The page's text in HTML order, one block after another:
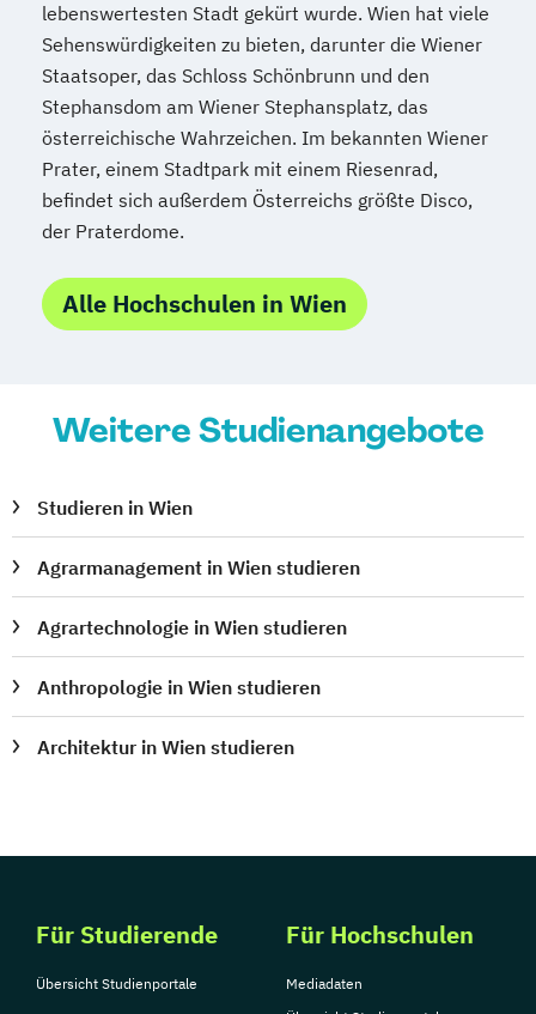
lebenswertesten Stadt gekürt wurde. Wien hat viele
Sehenswürdigkeiten zu bieten, darunter die Wiener
Staatsoper, das Schloss Schönbrunn und den
Stephansdom am Wiener Stephansplatz, das
österreichische Wahrzeichen. Im bekannten Wiener
Prater, einem Stadtpark mit einem Riesenrad,
befindet sich außerdem Österreichs größte Disco,
der Praterdome.
Alle Hochschulen in Wien
Weitere Studienangebote
Studieren in Wien
Agrarmanagement in Wien studieren
Agrartechnologie in Wien studieren
Anthropologie in Wien studieren
Architektur in Wien studieren
Für Studierende
Übersicht Studienportale
Für Hochschulen
Mediadaten